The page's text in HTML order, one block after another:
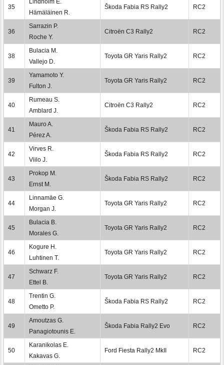
35
Lindholm E.
Hämäläinen R.
Škoda Fabia RS Rally2 RC2
36
Sarrazin P.
Roche Y.
Citroën C3 Rally2 RC2
38
Bulacia M.
Vallejo D.
Toyota GR Yaris Rally2 RC2
39
Yamamoto Y.
Fulton J.
Toyota GR Yaris Rally2 RC2
40
Rumeau S.
Amblard J.
Citroën C3 Rally2 RC2
41
Mauro A.
Pérez A.
Škoda Fabia RS Rally2 RC2
42
Virves R.
Viilo J.
Škoda Fabia RS Rally2 RC2
43
Prokop M.
Ernst M.
Škoda Fabia RS Rally2 RC2
44
Linnamäe G.
Morgan J.
Toyota GR Yaris Rally2 RC2
45
Bulacia B.
Morales G.
Toyota GR Yaris Rally2 RC2
46
Kogure H.
Luhtinen T.
Toyota GR Yaris Rally2 RC2
47
Schwarz F.
Ettel B.
Toyota GR Yaris Rally2 RC2
48
Trentin G.
Ometto P.
Škoda Fabia RS Rally2 RC2
49
Amoutzas G.
Panagiotounis E.
Škoda Fabia Rally2 Evo RC2
50
Karanikolas E.
Kakavas G.
Ford Fiesta Rally2 MkII RC2